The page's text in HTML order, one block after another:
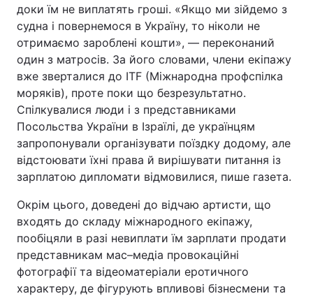
доки їм не виплатять гроші. «Якщо ми зійдемо з
судна і повернемося в Україну, то ніколи не
отримаємо зароблені кошти», — переконаний
один з матросів. За його словами, члени екіпажу
вже зверталися до ITF (Міжнародна профспілка
моряків), проте поки що безрезультатно.
Спілкувалися люди і з представниками
Посольства України в Ізраїлі, де українцям
запропонували організувати поїздку додому, але
відстоювати їхні права й вирішувати питання із
зарплатою дипломати відмовилися, пише газета.
Окрім цього, доведені до відчаю артисти, що
входять до складу міжнародного екіпажу,
пообіцяли в разі невиплати їм зарплати продати
представникам мас–медіа провокаційні
фотографії та відеоматеріали еротичного
характеру, де фігурують впливові бізнесмени та